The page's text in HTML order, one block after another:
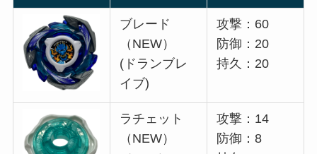
ブレード
（NEW）
(ドランブレ
イブ)
攻撃：60
防御：20
持久：20
ラチェット
（NEW）
攻撃：14
防御：8